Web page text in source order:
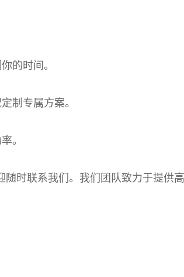
的时间。
制专属方案。
。
时联系我们。我们团队致力于提供